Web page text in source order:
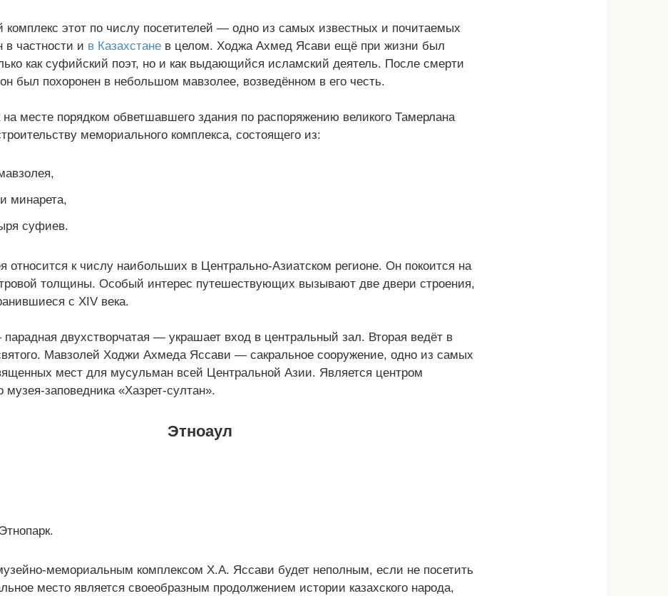
этот по числу посетителей — одно из самых известных и почитаемых
в частности и в Казахстане в целом. Ходжа Ахмед Ясави ещё при жизни был
как суфийский поэт, но и как выдающийся исламский деятель. После смерти
был похоронен в небольшом мавзолее, возведённом в его честь.
на месте порядком обветшавшего здания по распоряжению великого Тамерлана
мемориального комплекса, состоящего из:
минарета,
суфиев.
относится к числу наибольших в Центрально-Азиатском регионе. Он покоится на
толщины. Особый интерес путешествующих вызывают две двери строения,
с XIV века.
двухстворчатая — украшает вход в центральный зал. Вторая ведёт в
Мавзолей Ходжи Ахмеда Яссави — сакральное сооружение, одно из самых
мест для мусульман всей Центральной Азии. Является центром
музея-заповедника «Хазрет-султан».
Этноаул
мемориальным комплексом Х.А. Яссави будет неполным, если не посетить
место является своеобразным продолжением истории казахского народа,